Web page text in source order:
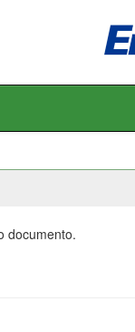
documento.